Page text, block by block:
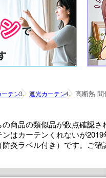
ーテン 遮光カーテン 高断熱 間
の商品の類似品が数点確認さ
ンはカーテンくれないが
炎ラベル付き）です。ご確